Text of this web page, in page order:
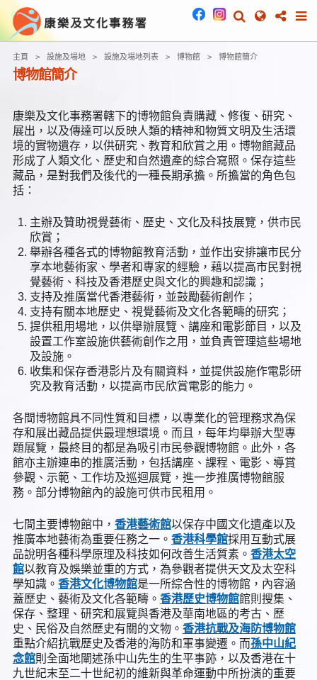
主頁 設施及場地 設施及場地列表 博物館 博物館簡介
博物館簡介
康樂及文化事務署轄下的博物館負責購藏、修復、研究、
展出，以及傳達可以反映人類的精神和物質文明及生活環
境的實物遺存，以供研究、教育和欣賞之用。博物館藏品
形成了人類文化、歷史和自然遺產的綜合寫照。保存這些
藏品，是對我們及後代的一種長期承擔。所擔當的角色包
括：
主辦及贊助視覺藝術、歷史、文化及科技展覽，供市民
欣賞；
舉辦各種各式的博物館教育活動，並作出安排讓市民分
享本地藝術家、學者和專家的經驗，藉以提高市民對視
覺藝術、科技及香港歷史與文化的興趣和認識；
支持及推廣當代香港藝術，並鼓勵藝術創作；
支持有關本地歷史、視覺藝術及文化各範疇的研究；
提供租用場地，以供舉辦展覽、講座和電影節目，以及
設置工作室設施供藝術創作之用，並負責管理這些場地
及設施。
收集和保存香港影片及有關資料，並提供設施作電影研
究及教育活動，以提高市民欣賞電影的能力。
各間博物館具不同性質和目標，以專業化的管理務求為保
存和展出藏品提供最理想環境。而且，每年均舉辦大型專
題展覽，最終目的都是為吸引市民參觀博物館。此外，各
館亦主辦連串的推廣活動，包括講座、課程、電影、導賞
參觀、示範、工作坊及巡迴展覽，進一步推廣博物館服
務。部分博物館內的設施可供市民租用。
七間主要博物館中， 香港藝術館以保存中國文化遺產以及
推廣本地藝術為重要任務之一。 香港科學館採用互動式展
品說明各種科學原理及科技如何改善生活質素。 香港太空
館以教育及娛樂並重的方式，為參觀者提供天文及太空科
學知識。 香港文化博物館是一所綜合性的博物館，內容涵
蓋歷史、藝術及文化各範疇。 香港歷史博物館館則搜集、
保存、整理、研究和展覽與香港及華南地區的考古、歷
史、民俗及自然歷史有關的文物。 香港抗戰及海防博物館
重點介紹抗戰歷史及香港的海防和軍事變遷。而孫中山紀
念館則全面地闡述孫中山先生的生平事跡，以及香港在十
九世紀末至二十世紀初的維新與革命運動中所扮演的重要